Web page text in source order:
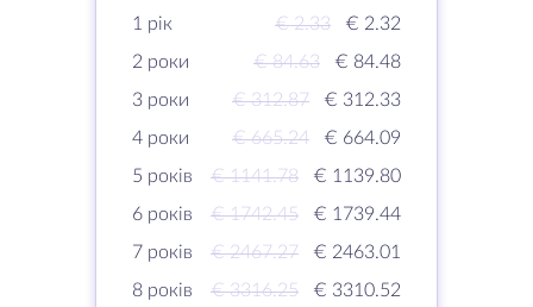
1 рік € 2.33
€ 2.32
2 роки
€ 84.63
€ 84.48
3 роки
€ 312.87
€ 312.33
4 роки
€ 665.24
€ 664.09
5 років
€ 1141.78
€ 1139.80
6 років
€ 1742.45
€ 1739.44
7 років
€ 2467.27
€ 2463.01
8 років
€ 3316.25
€ 3310.52